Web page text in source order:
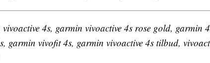
4s, garmin vivoactive 4s rose gold, garmin
garmin vivofit 4s, garmin vivoactive 4s tilbud,